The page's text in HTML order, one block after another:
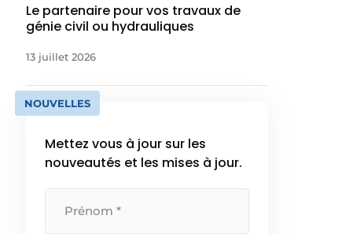
Le partenaire pour vos travaux de
génie civil ou hydrauliques
13 juillet 2026
NOUVELLES
Mettez vous à jour sur les
nouveautés et les mises à jour.